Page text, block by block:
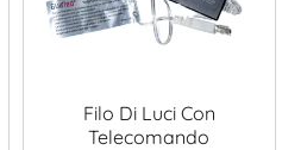
Filo Di Luci Con
Telecomando